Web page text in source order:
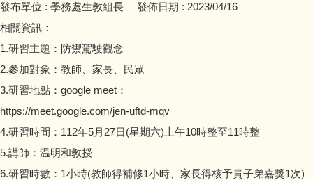
發布單位 : 學務處生教組長 發佈日期 : 2023/04/16
相關資訊：
1.研習主題：防禦駕駛觀念
2.參加對象：教師、家長、民眾
3.研習地點：google meet：
https://meet.google.com/jen-uftd-mqv
4.研習時間：112年5月27日(星期六)上午10時整至11時整
5.講師：温明和教授
6.研習時數：1小時(教師得補修1小時、家長得核予貴子弟嘉獎1次)